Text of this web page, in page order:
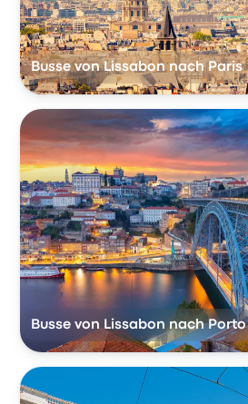
Busse von Lissabon nach Paris
Busse von Lissabon nach Porto